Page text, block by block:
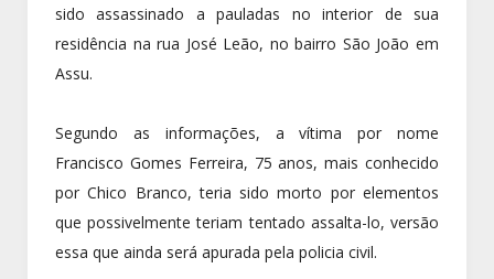
sido assassinado a pauladas no interior de sua
residência na rua José Leão, no bairro São João em
Assu.
Segundo as informações, a vítima por nome
Francisco Gomes Ferreira, 75 anos, mais conhecido
por Chico Branco, teria sido morto por elementos
que possivelmente teriam tentado assalta-lo, versão
essa que ainda será apurada pela policia civil.